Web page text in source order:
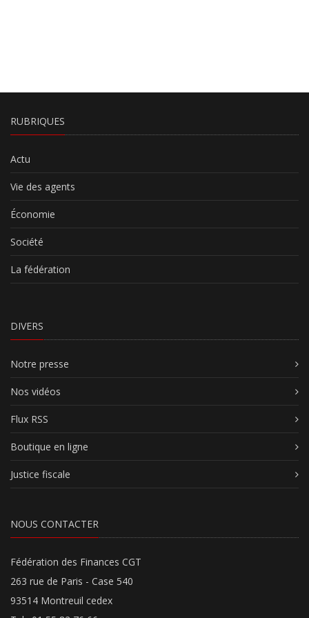
RUBRIQUES
Actu
Vie des agents
Économie
Société
La fédération
DIVERS
Notre presse
Nos vidéos
Flux RSS
Boutique en ligne
Justice fiscale
NOUS CONTACTER
Fédération des Finances CGT
263 rue de Paris - Case 540
93514 Montreuil cedex